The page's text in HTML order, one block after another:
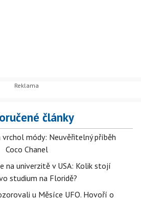
články
vrchol módy: Neuvěřitelný příběh
Coco Chanel
na univerzitě v USA: Kolik stojí
studium na Floridě?
u Měsíce UFO. Hovoří o